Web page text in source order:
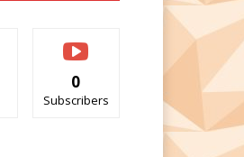
0
Subscribers